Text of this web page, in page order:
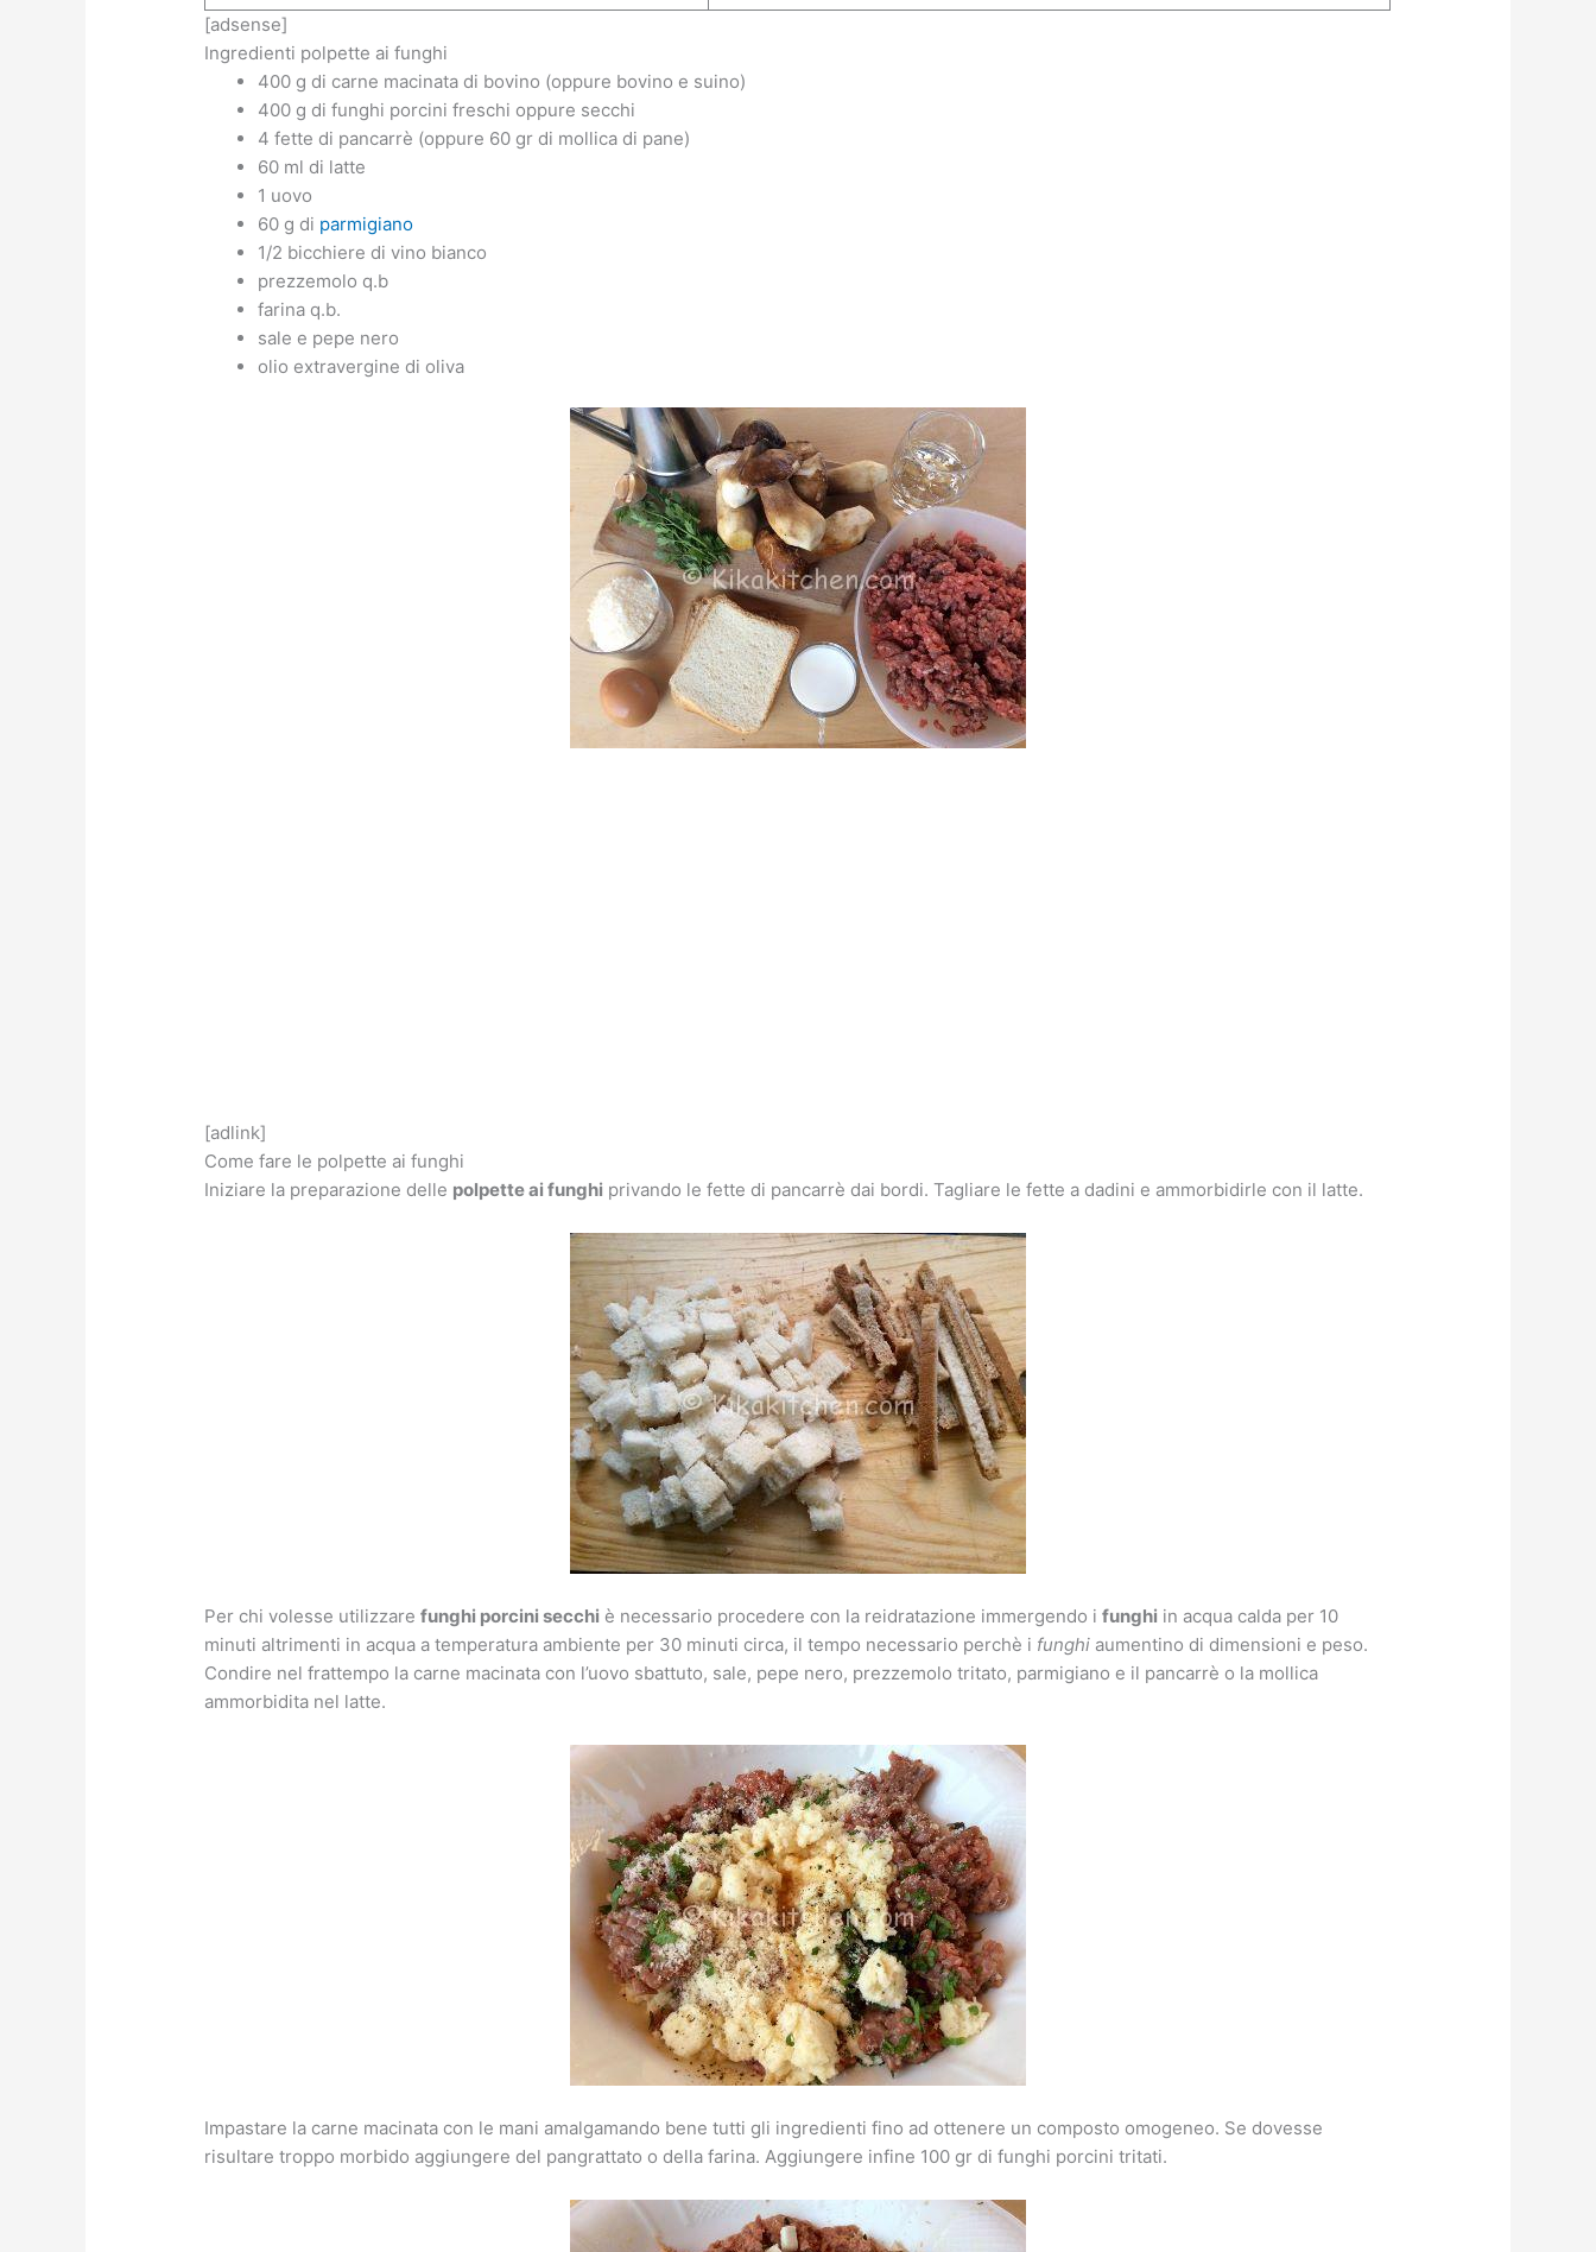
[adsense]
Ingredienti polpette ai funghi
400 g di carne macinata di bovino (oppure bovino e suino)
400 g di funghi porcini freschi oppure secchi
4 fette di pancarrè (oppure 60 gr di mollica di pane)
60 ml di latte
1 uovo
60 g di parmigiano
1/2 bicchiere di vino bianco
prezzemolo q.b
farina q.b.
sale e pepe nero
olio extravergine di oliva
[adlink]
Come fare le polpette ai funghi
Iniziare la preparazione delle polpette ai funghi privando le fette di pancarrè dai bordi. Tagliare le fette a dadini e ammorbidirle con il latte.
Per chi volesse utilizzarefunghi porcini secchi è necessario procedere con la reidratazione immergendo ifunghi in acqua calda per 10
minuti altrimenti in acqua a temperatura ambiente per 30 minuti circa, il tempo necessario perchè i funghi aumentino di dimensioni e peso.
Condire nel frattempo la carne macinata con l’uovo sbattuto, sale, pepe nero, prezzemolo tritato, parmigiano e il pancarrè o la mollica
ammorbidita nel latte.
Impastare la carne macinata con le mani amalgamando bene tutti gli ingredienti fino ad ottenere un composto omogeneo. Se dovesse
risultare troppo morbido aggiungere del pangrattato o della farina. Aggiungere infine 100 gr di funghi porcini tritati.